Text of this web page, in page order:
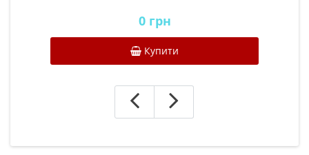
0 грн
Купити